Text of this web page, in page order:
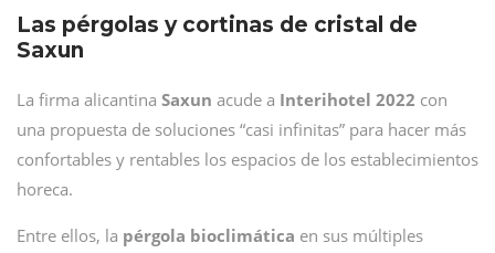
Las pérgolas y cortinas de cristal de
Saxun
La firma alicantina Saxun acude a Interihotel 2022 con
una propuesta de soluciones “casi infinitas” para hacer más
confortables y rentables los espacios de los establecimientos
horeca.
Entre ellos, la pérgola bioclimática en sus múltiples